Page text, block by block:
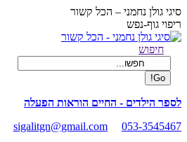
Skip
to
content
סיגי גולן נחמני – הכל קשור
ריפוי גוף-נפש
Facebook
opens
new
window
Search:
חיפוש
לספר הילדים - החיים הוראות הפעלה
sigalitgn@gmail.com
053-3545467